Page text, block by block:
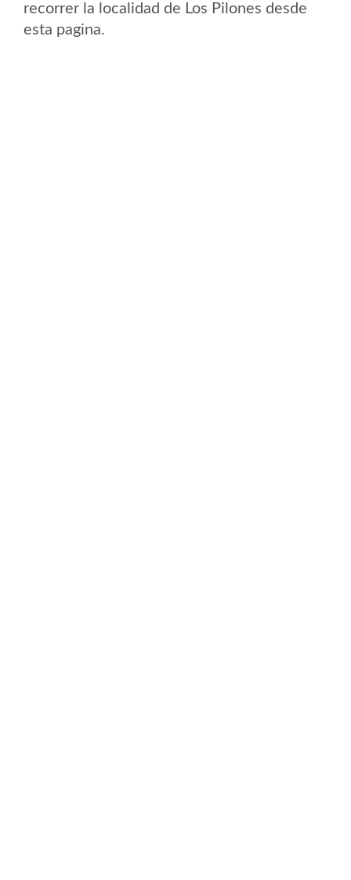
recorrer la localidad de Los Pilones desde
esta pagina.